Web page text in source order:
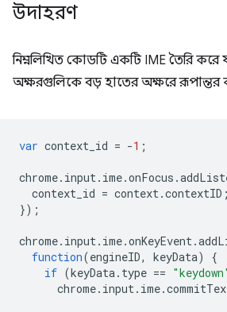
উদাহরণ
নিম্নলিখিত কোডটি একটি IME তৈরি করে
অক্ষরগুলিকে বড় হাতের অক্ষরে রূপান্তর
var context_id = -1 ;
chrome. input. ime.onFocus .
context_id = context.contextID ;
});
chrome. input. ime.onKeyEvent.
function(engineID, keyData)
{
if (keyData. type ==
chrome. input. ime.